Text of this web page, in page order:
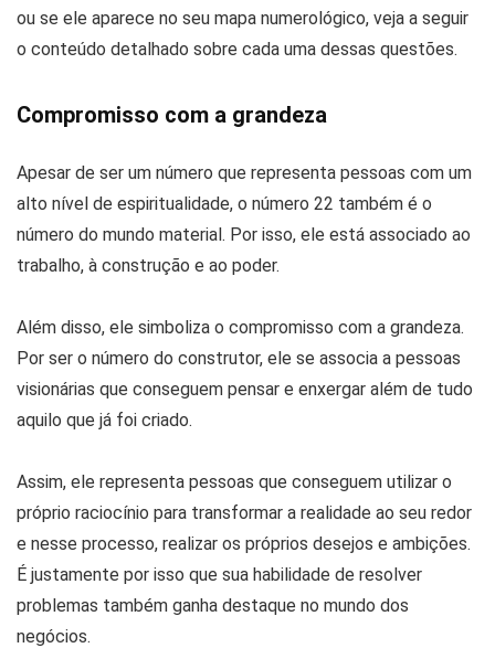
ou se ele aparece no seu mapa numerológico, veja a seguir
o conteúdo detalhado sobre cada uma dessas questões.
Compromisso com a grandeza
Apesar de ser um número que representa pessoas com um
alto nível de espiritualidade, o número 22 também é o
número do mundo material. Por isso, ele está associado ao
trabalho, à construção e ao poder.
Além disso, ele simboliza o compromisso com a grandeza.
Por ser o número do construtor, ele se associa a pessoas
visionárias que conseguem pensar e enxergar além de tudo
aquilo que já foi criado.
Assim, ele representa pessoas que conseguem utilizar o
próprio raciocínio para transformar a realidade ao seu redor
e nesse processo, realizar os próprios desejos e ambições.
É justamente por isso que sua habilidade de resolver
problemas também ganha destaque no mundo dos
negócios.